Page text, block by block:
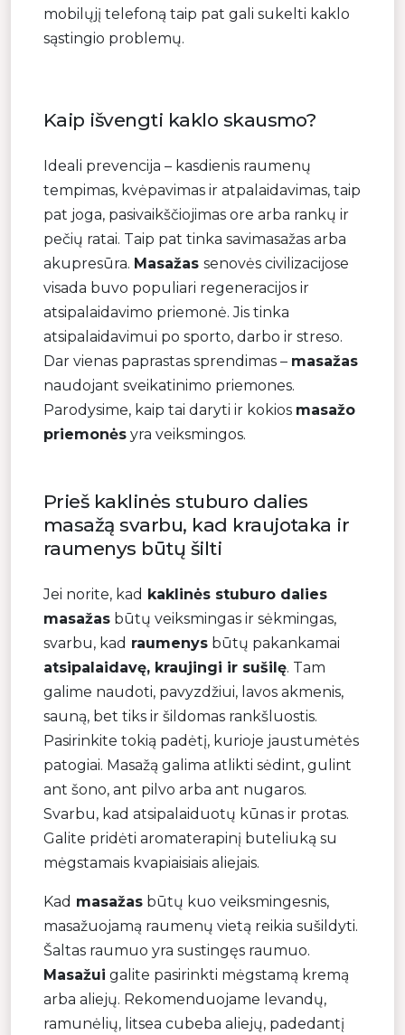
mobilųjį telefoną taip pat gali sukelti kaklo
sąstingio problemų.
Kaip išvengti kaklo skausmo?
Ideali prevencija – kasdienis raumenų
tempimas, kvėpavimas ir atpalaidavimas, taip
pat joga, pasivaikščiojimas ore arba rankų ir
pečių ratai. Taip pat tinka savimasažas arba
akupresūra. Masažas senovės civilizacijose
visada buvo populiari regeneracijos ir
atsipalaidavimo priemonė. Jis tinka
atsipalaidavimui po sporto, darbo ir streso.
Dar vienas paprastas sprendimas – masažas
naudojant sveikatinimo priemones.
Parodysime, kaip tai daryti ir kokios masažo
priemonės yra veiksmingos.
Prieš kaklinės stuburo dalies
masažą svarbu, kad kraujotaka ir
raumenys būtų šilti
Jei norite, kad kaklinės stuburo dalies
masažas būtų veiksmingas ir sėkmingas,
svarbu, kad raumenys būtų pakankamai
atsipalaidavę, kraujingi ir sušilę. Tam
galime naudoti, pavyzdžiui, lavos akmenis,
sauną, bet tiks ir šildomas rankšluostis.
Pasirinkite tokią padėtį, kurioje jaustumėtės
patogiai. Masažą galima atlikti sėdint, gulint
ant šono, ant pilvo arba ant nugaros.
Svarbu, kad atsipalaiduotų kūnas ir protas.
Galite pridėti aromaterapinį buteliuką su
mėgstamais kvapiaisiais aliejais.
Kad masažas būtų kuo veiksmingesnis,
masažuojamą raumenų vietą reikia sušildyti.
Šaltas raumuo yra sustingęs raumuo.
Masažui galite pasirinkti mėgstamą kremą
arba aliejų. Rekomenduojame levandų,
ramunėlių, litsea cubeba aliejų, padedantį